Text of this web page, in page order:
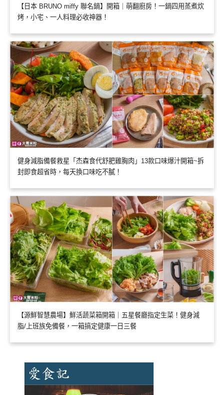
【日本 BRUNO miffy 聯名鍋】開箱｜萌翻廚房！一鍋四用蒸煮炊
烤，小宅、一人料理必收神器！
健身減脂備餐救星「杰森食代舒肥雞胸肉」13款口味爆汁開箱~拆
封即食超省時，每天換口味吃不膩！
【源鮮智慧農場】鮮活蔬菜箱開箱｜五星餐廳指定生菜！健身減
脂/上班族免備餐，一箱搞定健康一日三餐